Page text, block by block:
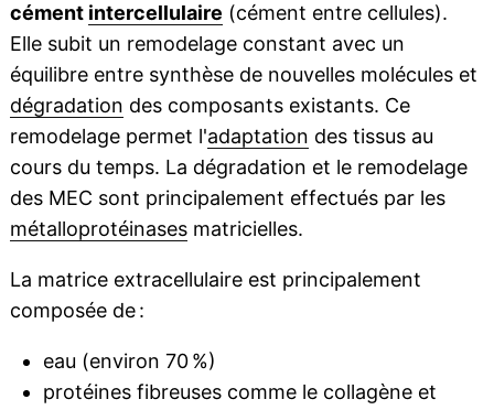
cément intercellulaire (cément entre cellules).
Elle subit un remodelage constant avec un
équilibre entre synthèse de nouvelles molécules et
dégradation des composants existants. Ce
remodelage permet l'adaptation des tissus au
cours du temps. La dégradation et le remodelage
des MEC sont principalement effectués par les
métalloprotéinasesmatricielles.
La matrice extracellulaire est principalement
composée de :
eau (environ 70 %)
protéines fibreuses comme le collagène et